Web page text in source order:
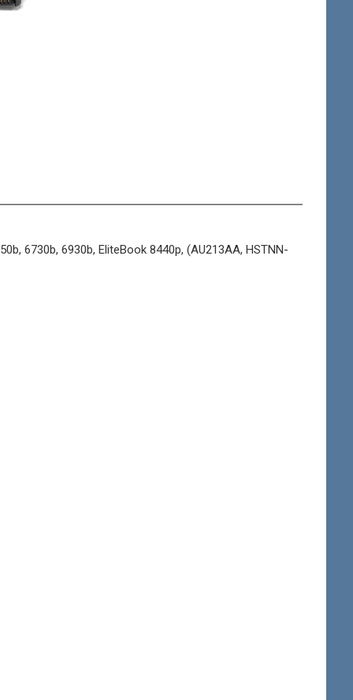
6730b, 6930b, EliteBook 8440p, (AU213AA, HSTNN-